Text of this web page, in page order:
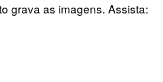
grava as imagens. Assista: